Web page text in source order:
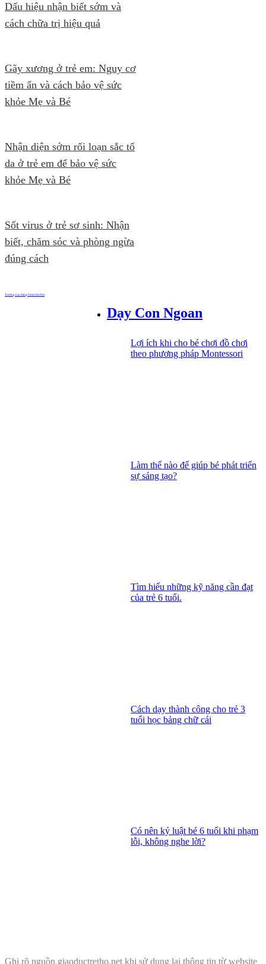
Dấu hiệu nhận biết sớm và
cách chữa trị hiệu quả
Gãy xương ở trẻ em: Nguy cơ
tiềm ẩn và cách bảo vệ sức
khỏe Mẹ và Bé
Nhận diện sớm rối loạn sắc tố
da ở trẻ em để bảo vệ sức
khỏe Mẹ và Bé
Sốt virus ở trẻ sơ sinh: Nhận
biết, chăm sóc và phòng ngừa
đúng cách
Dạy Con Ngoan
Lợi ích khi cho bé chơi đồ chơi
theo phương pháp Montessori
Làm thế nào để giúp bé phát triển
sự sáng tạo?
Tìm hiểu những kỹ năng cần đạt
của trẻ 6 tuổi.
Cách dạy thành công cho trẻ 3
tuổi học bảng chữ cái
Có nên kỷ luật bé 6 tuổi khi phạm
lỗi, không nghe lời?
Ghi rõ nguồn giaoductretho.net khi sử dụng lại thông tin từ website
Trường Cao đẳng Dược Hà Nội